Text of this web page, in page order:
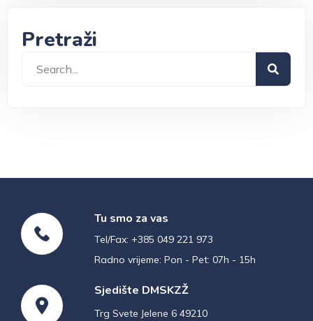
Pretraži
Tu smo za vas
Tel/Fax: +385 049 221 973
Radno vrijeme: Pon - Pet: 07h - 15h
Sjedište DMSKZŽ
Trg Svete Jelene 6 49210